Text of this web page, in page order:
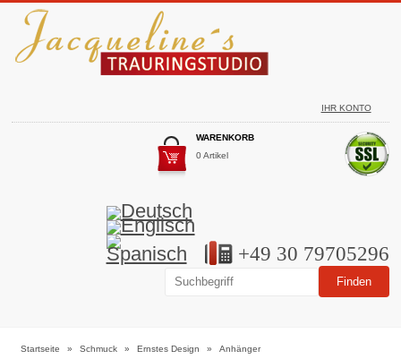
IHR KONTO
WARENKORB
0 Artikel
+49 30 79705296
Startseite » Schmuck » Ernstes Design » Anhänger